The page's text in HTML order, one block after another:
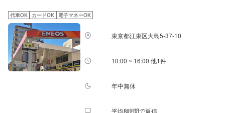
様にご負担いただいております。<定休日・営業時間>定休日：月曜日営業時
間：9:00~18:00
代車OK カードOK 電子マネーOK
東京都江東区大島5-37-10
10:00 ~ 16:00 他1件
年中無休
平均8時間で返信